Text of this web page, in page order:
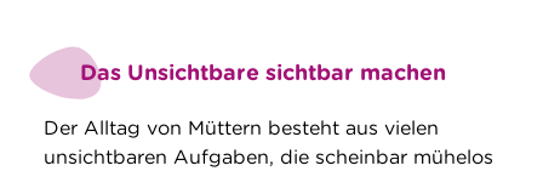
Das Unsichtbare sichtbar machen
Der Alltag von Müttern besteht aus vielen
unsichtbaren Aufgaben, die scheinbar mühelos